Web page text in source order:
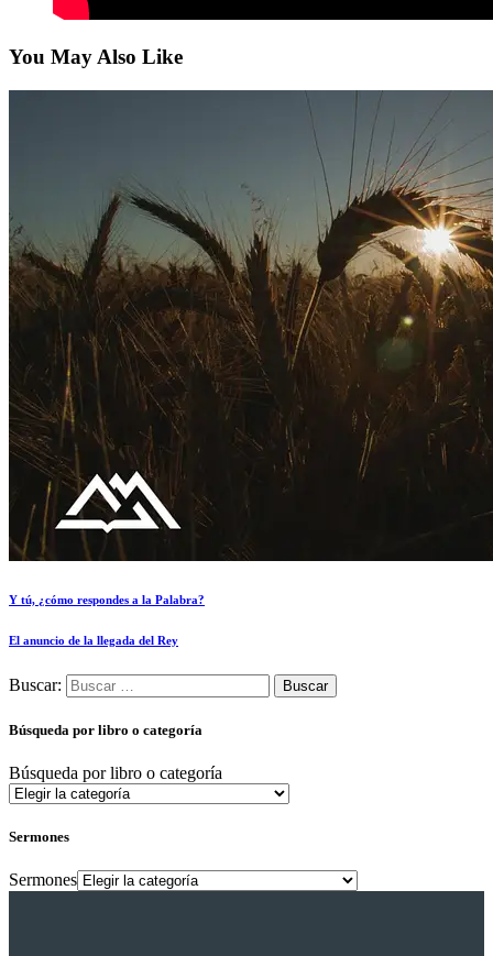
You May Also Like
Y tú, ¿cómo respondes a la Palabra?
El anuncio de la llegada del Rey
Buscar:
Búsqueda por libro o categoría
Búsqueda por libro o categoría
Sermones
Sermones